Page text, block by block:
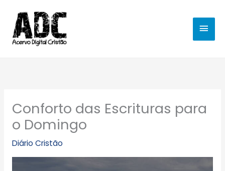
para
conteúdo
Conforto das Escrituras para
o Domingo
Diário Cristão